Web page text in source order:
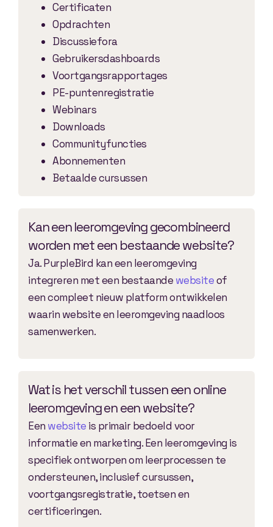
Certificaten
Opdrachten
Discussiefora
Gebruikersdashboards
Voortgangsrapportages
PE-puntenregistratie
Webinars
Downloads
Communityfuncties
Abonnementen
Betaalde cursussen
Kan een leeromgeving gecombineerd
worden met een bestaande website?
Ja. PurpleBird kan een leeromgeving
integreren met een bestaande websiteof
een compleet nieuw platform ontwikkelen
waarin website en leeromgeving naadloos
samenwerken.
Wat is het verschil tussen een online
leeromgeving en een website?
Een website is primair bedoeld voor
informatie en marketing. Een leeromgeving is
specifiek ontworpen om leerprocessen te
ondersteunen, inclusief cursussen,
voortgangsregistratie, toetsen en
certificeringen.